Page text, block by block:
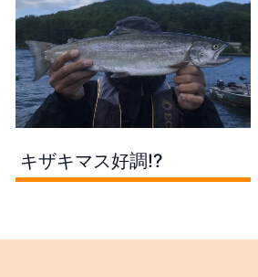
キザキマス好調!?